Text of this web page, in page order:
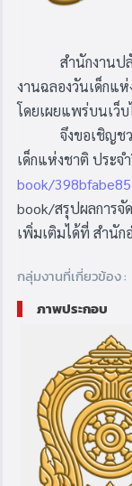
สำนักงานปลัดก
งานฉลองวันเด็กแ
โดยเผยแพร่บนเว็
จึงขอเชิญชวนผู้
เด็กแห่งชาติ ประจ
book/
book/สรุปผลการ
เพิ่มเติมได้ที่ สำนัก
กลุ่มงานที่เกี่ยวข้อง :
ภาพประกอบ